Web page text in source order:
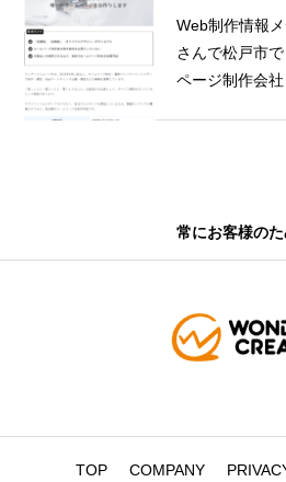
Web制作情報メ
さんで松戸市
ページ制作会
常にお客様の
TOP COMPANY